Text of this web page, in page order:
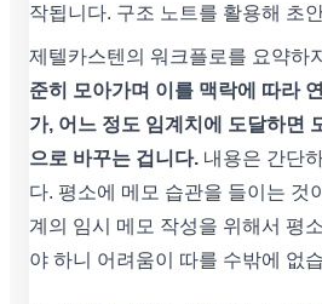
작됩니다. 구조 노트를 활용해 초
제텔카스텐의 워크플로를 요약하
준히 모아가며 이를 맥락에 따라
가, 어느 정도 임계치에 도달하면
으로 바꾸는 겁니다. 내용은 간단
다. 평소에 메모 습관을 들이는 것
계의 임시 메모 작성을 위해서 평
야 하니 어려움이 따를 수밖에 없